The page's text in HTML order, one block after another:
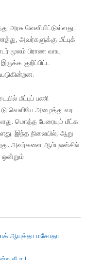
அரசு வெளியிட்டுள்ளது.
அவர்களுக்கு மீட்புக்
மூலம் பிராண வாயு
குறிப்பிட்ட
மீட்புப் பணி
வெளியே அழைத்து வர
மொத்த பேரையும் மீட்க
இந்த நிலையில், ஆறு
அவர்களை ஆம்புலன்சில்
ஆயுக்தா மசோதா